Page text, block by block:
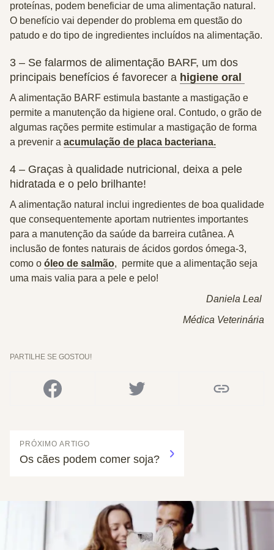
proteínas, podem beneficiar de uma alimentação natural.
O benefício vai depender do problema em questão do
patudo e do tipo de ingredientes incluídos na alimentação.
3 – Se falarmos de alimentação BARF, um dos
principais benefícios é favorecer a higiene oral
A alimentação BARF estimula bastante a mastigação e
permite a manutenção da higiene oral. Contudo, o grão de
algumas rações permite estimular a mastigação de forma
a prevenir a acumulação de placa bacteriana.
4 – Graças à qualidade nutricional, deixa a pele
hidratada e o pelo brilhante!
A alimentação natural inclui ingredientes de boa qualidade
que consequentemente aportam nutrientes importantes
para a manutenção da saúde da barreira cutânea. A
inclusão de fontes naturais de ácidos gordos ómega-3,
como o óleo de salmão, permite que a alimentação seja
uma mais valia para a pele e pelo!
Daniela Leal
Médica Veterinária
PARTILHE SE GOSTOU!
PRÓXIMO ARTIGO
Os cães podem comer soja?